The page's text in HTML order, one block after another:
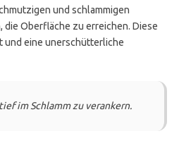
und schlammigen
die Oberfläche zu erreichen. Diese
und eine unerschütterliche
im Schlamm zu verankern.